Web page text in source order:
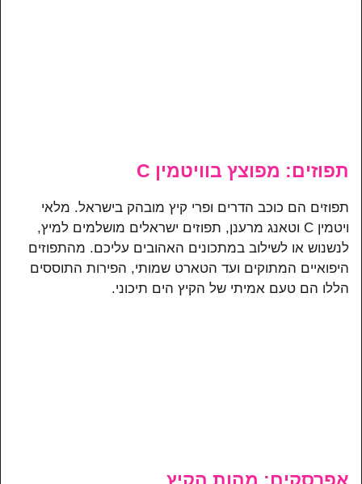
תפוזים: מפוצץ בוויטמין C
תפוזים הם כוכב הדרים ופרי קיץ מובהק בישראל. מלאי
ויטמין C וטאנג מרענן, תפוזים ישראלים מושלמים למיץ,
לנשנוש או לשילוב במתכונים האהובים עליכם. מהתפוזים
היפואיים המתוקים ועד הטארט שמותי, הפירות התוססים
הללו הם טעם אמיתי של הקיץ הים תיכוני.